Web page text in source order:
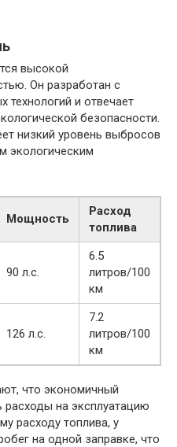
высокой
Он разработан с
технологий и отвечает
безопасности.
низкий уровень выбросов
экологическим
Мощность
Расход
топлива
90 л.с.
6.5
литров/100
км
126 л.с.
7.2
литров/100
км
что экономичный
расходы на эксплуатацию
расходу топлива, у
на одной заправке, что